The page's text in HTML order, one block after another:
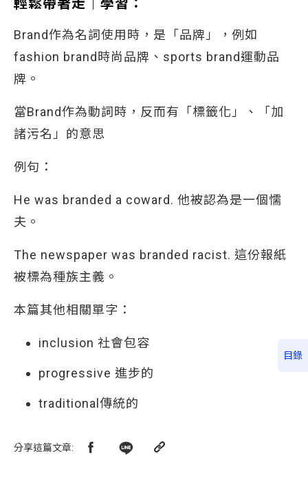
輕鬆帶著走｜學習：
Brand作為名詞使用時，是「品牌」，例如
fashion brand時尚品牌、sports brand運動品
牌。
當Brand作為動詞時，反而有「標籤化」、「加
諸污名」的意思
例句：
He was branded a coward. 他被認為是一個懦
夫。
The newspaper was branded racist. 這份報紙
被標為種族主義。
本篇其他相關單字：
inclusion 社會包容
progressive 進步的
traditional傳統的
分享這篇文章:
目錄